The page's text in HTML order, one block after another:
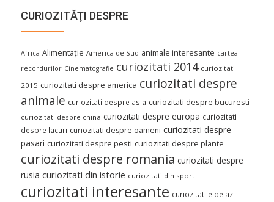
CURIOZITĂŢI DESPRE
Africa Alimentaţie America de Sud animale interesante cartea
recordurilor Cinematografie curiozitati 2014 curiozitati
2015 curiozitati despre america curiozitati despre
animale curiozitati despre asia curiozitati despre bucuresti
curiozitati despre china curiozitati despre europa curiozitati
despre lacuri curiozitati despre oameni curiozitati despre
pasari curiozitati despre pesti curiozitati despre plante
curiozitati despre romania curiozitati despre
rusia curiozitati din istorie curiozitati din sport
curiozitati interesante curiozitatile de azi